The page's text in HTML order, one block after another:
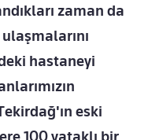
zaman da
hastaneyi
eski